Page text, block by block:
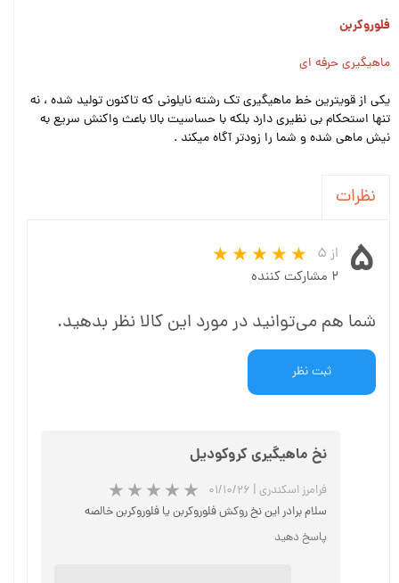
فلوروکربن
ماهیگیری حرفه ای
یکی از قویترین خط ماهیگیری تک رشته نایلونی که تاکنون تولید شده ، نه
تنها استحکام بی نظیری دارد بلکه با حساسیت بالا باعث واکنش سریع به
نیش ماهی شده و شما را زودتر آگاه میکند .
نظرات
۵ از ۵
۲ مشارکت کننده
شما هم می‌توانید در مورد این کالا نظر بدهید.
ثبت نظر
نخ ماهیگیری کروکودیل
فرامرز اسکندری | ۰۱/۱۰/۲۶
سلام برادر این نخ روکش فلوروکربن یا فلوروکربن خالصه
پاسخ دهید